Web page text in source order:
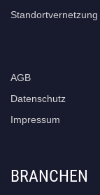
Standortvernetzung
AGB
Datenschutz
Impressum
BRANCHEN